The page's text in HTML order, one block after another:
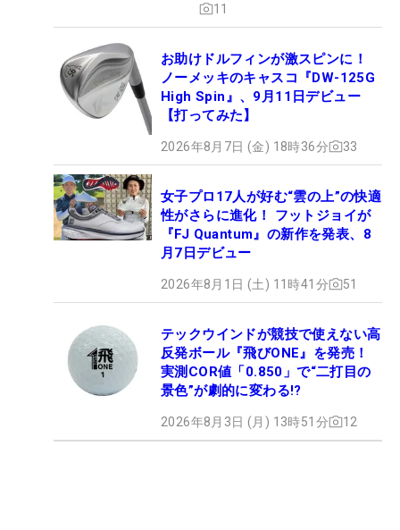
11
お助けドルフィンが激スピンに！
ノーメッキのキャスコ『DW-125G
High Spin』、9月11日デビュー
【打ってみた】
2026年8月7日 (金) 18時36分 33
女子プロ17人が好む“雲の上”の快適
性がさらに進化！ フットジョイが
『FJ Quantum』の新作を発表、8
月7日デビュー
2026年8月1日 (土) 11時41分 51
テックウインドが競技で使えない高
反発ボール『飛びONE』を発売！
実測COR値「0.850」で“二打目の
景色”が劇的に変わる!?
2026年8月3日 (月) 13時51分 12